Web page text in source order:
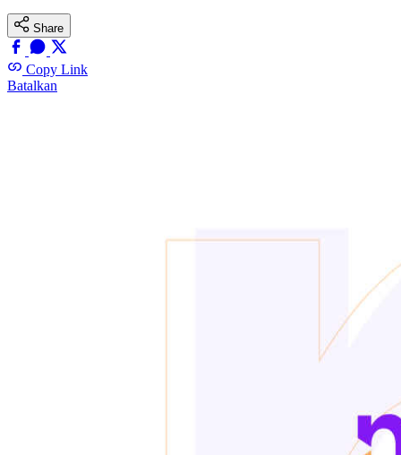
Share
Copy Link
Batalkan